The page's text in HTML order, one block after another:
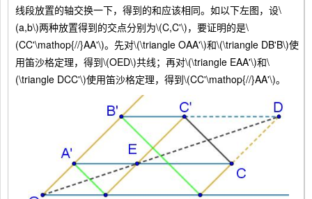
线段放置的轴交换一下，得到的和应该相同。如以下左图，设\
(a,b\)两种放置得到的交点分别为\(C,C'\)，要证明的是\
(CC'\mathop{//}AA'\)。先对\(\triangle OAA'\)和\(\triangle DB'B\)使
用笛沙格定理，得到\(OED\)共线；再对\(\triangle EAA'\)和\
(\triangle DCC'\)使用笛沙格定理，得到\(CC'\mathop{//}AA'\)。